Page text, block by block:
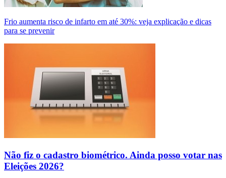
Frio aumenta risco de infarto em até 30%: veja explicação e dicas
para se prevenir
Não fiz o cadastro biométrico. Ainda posso votar nas
Eleições 2026?